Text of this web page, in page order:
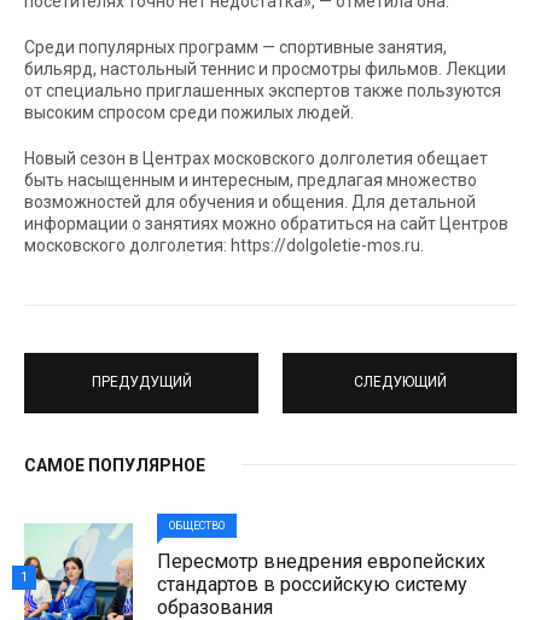
Среди популярных программ — спортивные занятия,
бильярд, настольный теннис и просмотры фильмов. Лекции
от специально приглашенных экспертов также пользуются
высоким спросом среди пожилых людей.
Новый сезон в Центрах московского долголетия обещает
быть насыщенным и интересным, предлагая множество
возможностей для обучения и общения. Для детальной
информации о занятиях можно обратиться на сайт Центров
московского долголетия: https://dolgoletie-mos.ru.
ПРЕДУДУЩИЙ СЛЕДУЮЩИЙ
САМОЕ ПОПУЛЯРНОЕ
ОБЩЕСТВО
Пересмотр внедрения европейских
стандартов в российскую систему
образования
1